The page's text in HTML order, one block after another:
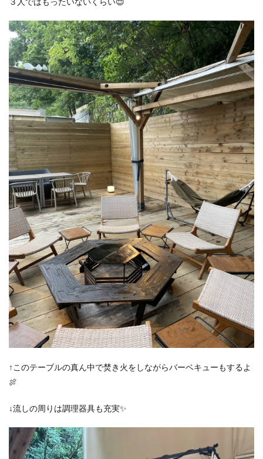
↑このテーブルの真ん中で焚き火をしながらバーベキューもするよ
🍖
↓流しの周りは調理器具も充実✨